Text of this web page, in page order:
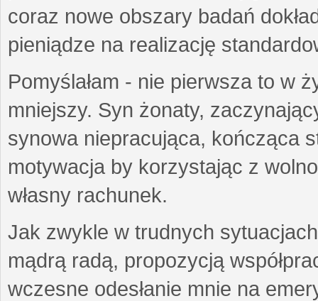
coraz nowe obszary badań
pieniądze na realizację
Pomyślałam - nie pierwsza to w
mniejszy. Syn żonaty,
synowa niepracująca, kończąca
motywacja by korzystając z
własny rachunek.
Jak zwykle w trudnych
mądrą radą, propozycją
wczesne odesłanie mnie na